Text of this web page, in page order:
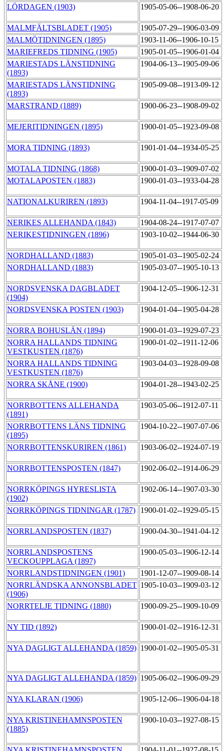
LÖRDAGEN (1903)
1905-05-06--1908-06-20
MALMFÄLTSBLADET (1905)
1905-07-29--1906-03-09
MALMÖTIDNINGEN (1895)
1903-11-06--1906-10-15
MARIEFREDS TIDNING (1905)
1905-01-05--1906-01-04
MARIESTADS LÄNSTIDNING
(1893)
1904-06-13--1905-09-06
MARIESTADS LÄNSTIDNING
(1893)
1905-09-08--1913-09-12
MARSTRAND (1889) 1900-06-23--1908-09-02
MEJERITIDNINGEN (1895) 1900-01-05--1923-09-08
MORA TIDNING (1893) 1901-01-04--1934-05-25
MOTALA TIDNING (1868)
1900-01-03--1909-07-02
MOTALAPOSTEN (1883)
1900-01-03--1933-04-28
NATIONALKURIREN (1893) 1904-11-04--1917-05-09
NERIKES ALLEHANDA (1843)
1904-08-24--1917-07-07
NERIKESTIDNINGEN (1896)
1903-10-02--1944-06-30
NORDHALLAND (1883)
1905-01-03--1905-02-24
NORDHALLAND (1883)
1905-03-07--1905-10-13
NORDSVENSKA DAGBLADET
(1904)
1904-12-05--1906-12-31
NORDSVENSKA POSTEN (1903) 1904-01-04--1905-04-28
NORRA BOHUSLÄN (1894)
1900-01-03--1929-07-23
NORRA HALLANDS TIDNING
VESTKUSTEN (1876)
1900-01-02--1911-12-06
NORRA HALLANDS TIDNING
VESTKUSTEN (1876)
1903-04-03--1928-09-08
NORRA SKÅNE (1900) 1904-01-28--1943-02-25
NORRBOTTENS ALLEHANDA
(1891)
1903-05-06--1912-07-11
NORRBOTTENS LÄNS TIDNING
(1895)
1904-10-22--1907-07-06
NORRBOTTENSKURIREN (1861) 1903-06-02--1924-07-19
NORRBOTTENSPOSTEN (1847) 1902-06-02--1914-06-29
NORRKÖPINGS HYRESLISTA
(1902)
1902-06-14--1907-03-30
NORRKÖPINGS TIDNINGAR (1787) 1900-01-02--1929-05-15
NORRLANDSPOSTEN (1837) 1900-04-30--1941-04-12
NORRLANDSPOSTENS
VECKOUPPLAGA (1897)
1900-05-03--1906-12-14
NORRLANDSTIDNINGEN (1901)
1901-12-07--1909-08-14
NORRLÄNDSKA ANNONSBLADET
(1906)
1905-10-03--1909-03-12
NORRTELJE TIDNING (1880) 1900-09-25--1909-10-09
NY TID (1892) 1900-01-02--1916-12-31
NYA DAGLIGT ALLEHANDA (1859) 1900-01-02--1905-05-31
NYA DAGLIGT ALLEHANDA (1859) 1905-06-02--1906-09-29
NYA KLARAN (1906) 1905-12-06--1906-04-18
NYA KRISTINEHAMNSPOSTEN
(1885)
1900-10-03--1927-08-15